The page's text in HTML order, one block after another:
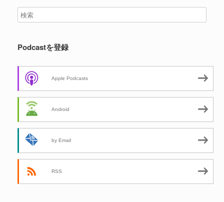
Podcastを登録
Apple Podcasts
Android
by Email
RSS